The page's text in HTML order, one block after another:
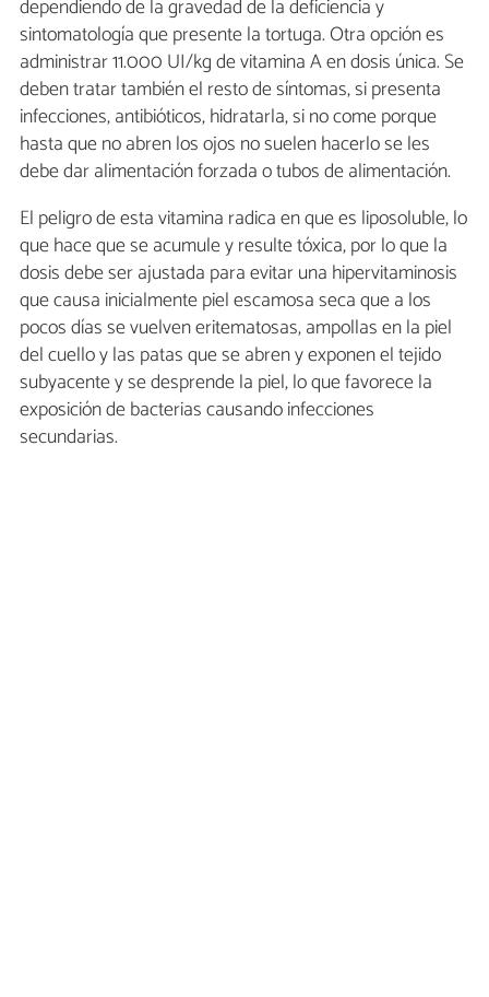
dependiendo de la gravedad de la deficiencia y
sintomatología que presente la tortuga. Otra opción es
administrar 11.000 UI/kg de vitamina A en dosis única. Se
deben tratar también el resto de síntomas, si presenta
infecciones, antibióticos, hidratarla, si no come porque
hasta que no abren los ojos no suelen hacerlo se les
debe dar alimentación forzada o tubos de alimentación.
El peligro de esta vitamina radica en que es liposoluble, lo
que hace que se acumule y resulte tóxica, por lo que la
dosis debe ser ajustada para evitar una hipervitaminosis
que causa inicialmente piel escamosa seca que a los
pocos días se vuelven eritematosas, ampollas en la piel
del cuello y las patas que se abren y exponen el tejido
subyacente y se desprende la piel, lo que favorece la
exposición de bacterias causando infecciones
secundarias.